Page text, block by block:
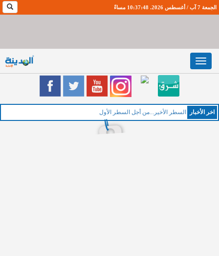
الجمعة 7 آب / أغسطس 2026. 10:37:48 مساءً
Toggle
navigation
اخر اﻷخبار الخميس